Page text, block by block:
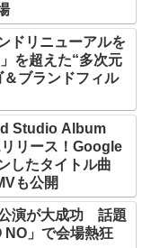
ドリニューアルを
を超えた“多次元
ブランドフィル
Studio Album
リリース！Google
したタイトル曲
も公開
演が大成功 話題
NO」で会場熱狂